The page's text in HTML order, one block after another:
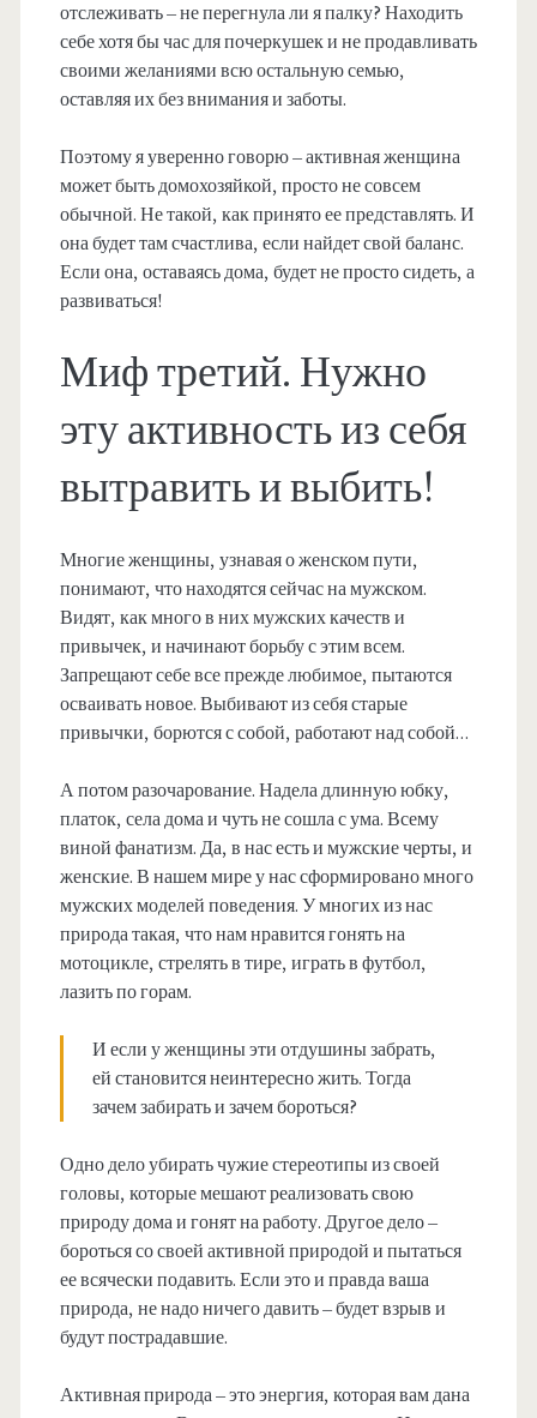
отслеживать – не перегнула ли я палку? Находить
себе хотя бы час для почеркушек и не продавливать
своими желаниями всю остальную семью,
оставляя их без внимания и заботы.
Поэтому я уверенно говорю – активная женщина
может быть домохозяйкой, просто не совсем
обычной. Не такой, как принято ее представлять. И
она будет там счастлива, если найдет свой баланс.
Если она, оставаясь дома, будет не просто сидеть, а
развиваться!
Миф третий. Нужно
эту активность из себя
вытравить и выбить!
Многие женщины, узнавая о женском пути,
понимают, что находятся сейчас на мужском.
Видят, как много в них мужских качеств и
привычек, и начинают борьбу с этим всем.
Запрещают себе все прежде любимое, пытаются
осваивать новое. Выбивают из себя старые
привычки, борются с собой, работают над собой…
А потом разочарование. Надела длинную юбку,
платок, села дома и чуть не сошла с ума. Всему
виной фанатизм. Да, в нас есть и мужские черты, и
женские. В нашем мире у нас сформировано много
мужских моделей поведения. У многих из нас
природа такая, что нам нравится гонять на
мотоцикле, стрелять в тире, играть в футбол,
лазить по горам.
И если у женщины эти отдушины забрать,
ей становится неинтересно жить. Тогда
зачем забирать и зачем бороться?
Одно дело убирать чужие стереотипы из своей
головы, которые мешают реализовать свою
природу дома и гонят на работу. Другое дело –
бороться со своей активной природой и пытаться
ее всячески подавить. Если это и правда ваша
природа, не надо ничего давить – будет взрыв и
будут пострадавшие.
Активная природа – это энергия, которая вам дана